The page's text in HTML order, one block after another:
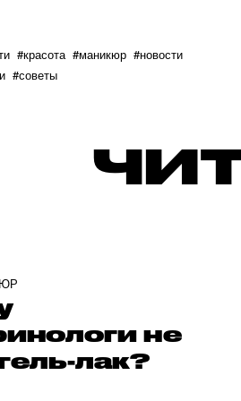
#красота #маникюр #новости
#советы
не
лак?